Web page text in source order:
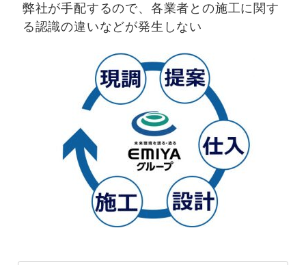
弊社が手配するので、各業者との施工に関す
る認識の違いなどが発生しない